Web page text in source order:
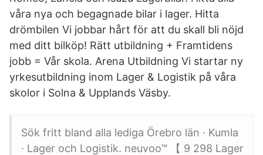
våra nya och begagnade bilar i lager. Hitta
drömbilen Vi jobbar hårt för att du skall bli nöjd
med ditt bilköp! Rätt utbildning + Framtidens
jobb = Vår skola. Arena Utbildning Vi startar ny
yrkesutbildning inom Lager & Logistik på våra
skolor i Solna & Upplands Väsby.
Sök fritt bland alla lediga Örebro län · Kumla
· Lager och Logistik. neuvoo™ 【 9 298 Lager